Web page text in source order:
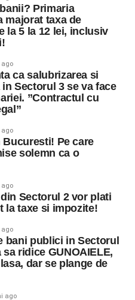
Primaria
majorat taxa de
la 5 la 12 lei, inclusiv
ago
ca salubrizarea si
Sectorul 3 se va face
”Contractul cu
ago
Bucuresti! Pe care
solemn ca o
ago
Sectorul 2 vor plati
la taxe si impozite!
ago
bani publici in Sectorul
sa ridice GUNOAIELE,
dar se plange de
ago